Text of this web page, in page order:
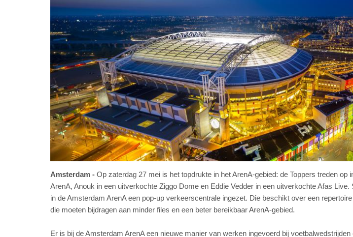
Amsterdam
Op zaterdag 27 mei is het topdrukte in het ArenA-gebied: de Toppers treden op
ArenA, Anouk in een uitverkochte Ziggo Dome en Eddie Vedder in een uitverkochte Afas
in de Amsterdam ArenA een pop-up verkeerscentrale ingezet. Die beschikt over een
die moeten bijdragen aan minder files en een beter bereikbaar ArenA-gebied.
Er is bij de Amsterdam ArenA een nieuwe manier van werken ingevoerd bij